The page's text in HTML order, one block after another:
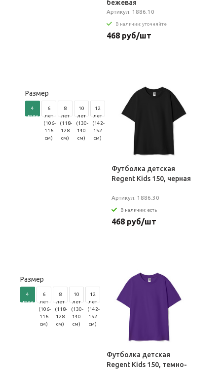
бежевая
Артикул: 1886.10
В наличии: уточняйте
468 руб/шт
Размер
4
года
6
лет
(106-
116
см)
8
лет
(118-
128
см)
10
лет
(130-
140
см)
12
лет
(142-
152
см)
Футболка детская
Regent Kids 150, черная
Артикул: 1886.30
В наличии: есть
468 руб/шт
Размер
4
года
6
лет
(106-
116
см)
8
лет
(118-
128
см)
10
лет
(130-
140
см)
12
лет
(142-
152
см)
Футболка детская
Regent Kids 150, темно-